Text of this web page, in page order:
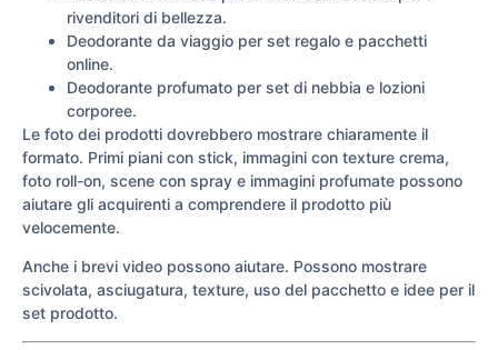
rivenditori di bellezza.
Deodorante da viaggio per set regalo e pacchetti
online.
Deodorante profumato per set di nebbia e lozioni
corporee.
Le foto dei prodotti dovrebbero mostrare chiaramente il
formato. Primi piani con stick, immagini con texture crema,
foto roll-on, scene con spray e immagini profumate possono
aiutare gli acquirenti a comprendere il prodotto più
velocemente.
Anche i brevi video possono aiutare. Possono mostrare
scivolata, asciugatura, texture, uso del pacchetto e idee per il
set prodotto.